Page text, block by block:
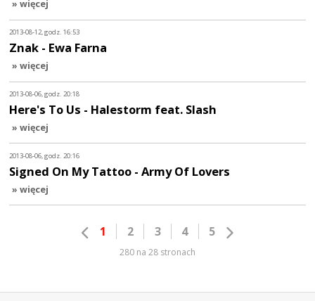
» więcej
2013-08-12, godz. 16:53
Znak - Ewa Farna
» więcej
2013-08-06, godz. 20:18
Here's To Us - Halestorm feat. Slash
» więcej
2013-08-06, godz. 20:16
Signed On My Tattoo - Army Of Lovers
» więcej
1 2 3 4 5
280 na 28 stronach